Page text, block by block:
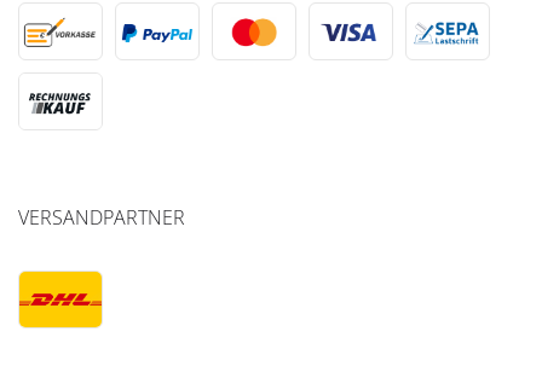
VERSANDPARTNER